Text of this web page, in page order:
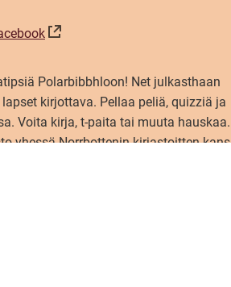
i nytt fönster)
Polarbibbhloon! Net julkasthaan
kirjottava. Pellaa peliä, quizziä ja
Voita kirja, t-paita tai muuta hauskaa.
yhessä Norrbottenin kirjastoitten kans